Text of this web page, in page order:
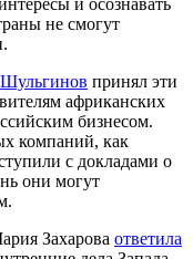
не смогут
принял эти
африканских
бизнесом.
компаний, как
с докладами о
они могут
Захарова ответила